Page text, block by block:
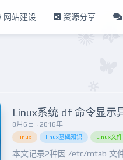
网站建设 资源分享
8月6日 · 2016年
Linux系统 df 命令显示
linux linux基础知识 Linux文
本文记录2种因 /etc/mtab 文